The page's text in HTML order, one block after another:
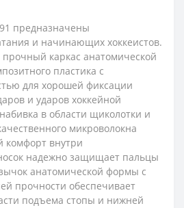
предназначены
и начинающих хоккеистов.
каркас анатомической
пластика с
для хорошей фиксации
и ударов хоккейной
в области щиколотки и
микроволокна
комфорт внутри
надежно защищает пальцы
анатомической формы с
прочности обеспечивает
подъема стопы и нижней